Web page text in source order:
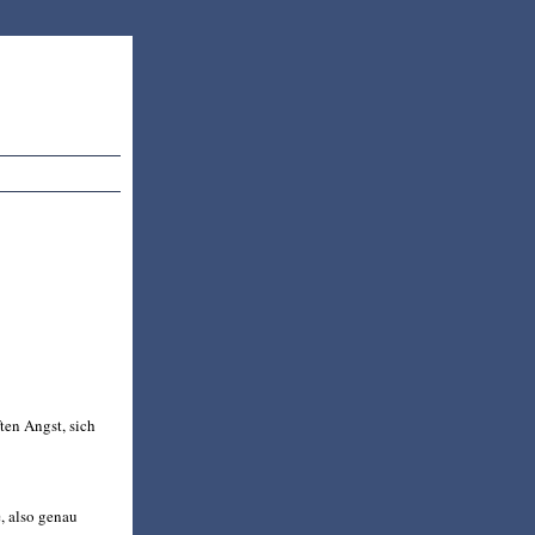
Angst, sich
also genau